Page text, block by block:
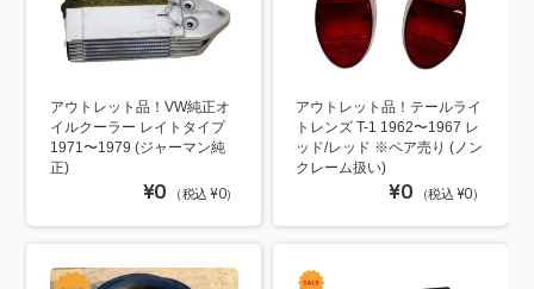
アウトレット品！VW純正オ
イルクーラー レイトタイプ
1971〜1979 (ジャーマン純
正)
¥0 （税込 ¥0）
アウトレット品！テールライ
トレンズ T-1 1962〜1967 レ
ッド/レッド ※ペア売り (ノン
クレーム扱い)
¥0 （税込 ¥0）